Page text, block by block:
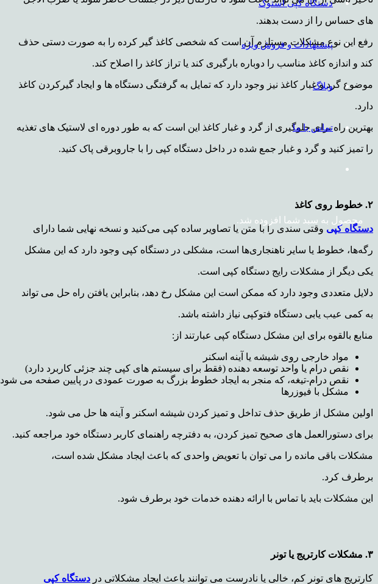
دستگاه کپی استوک
پیشنهادات و فروش ویژه
وبلاگ
تماس با ما
محصول به سبد شما افزوده شد.
های حساس را از دست بدهند.
رفع این نوع مشکلات مستلزم آن است که شخصی کاغذ گیر کرده را به صورت دستی حذف
کند و اندازه کاغذ مناسب را دوباره بارگیری کند یا تراز کاغذ را اصلاح کند.
موضوع گرد و غبار کاغذ نیز وجود دارد که تمایل به گرفتگی دستگاه ها و ایجاد گیرکردن کاغذ
دارد.
بهترین راه برای جلوگیری از گرد و غبار کاغذ این است که به طور دوره ای لاستیک های تغذیه
را تمیز کنید و گرد و غبار جمع شده در داخل دستگاه کپی را با جاروبرقی پاک کنید.
۲. خطوط روی کاغذ
دستگاه کپی وقتی سندی را با متن یا تصاویر ساده کپی می‌کنید و نسخه نهایی شما دارای
رگه‌ها، خطوط یا سایر ناهنجاری‌ها است، مشکلی در دستگاه کپی وجود دارد که این مشکل
یکی دیگر از مشکلات رایج دستگاه کپی است.
دلایل متعددی وجود دارد که ممکن است این مشکل رخ دهد، بنابراین یافتن راه حل می تواند
به کمی عیب یابی دستگاه فتوکپی نیاز داشته باشد.
منابع بالقوه برای این مشکل دستگاه کپی عبارتند از:
مواد خارجی روی شیشه یا آینه اسکنر
نقص درام یا واحد توسعه دهنده (فقط برای سیستم های کپی چند جزئی کاربرد دارد)
نقص درام-تیغه، که منجر به ایجاد خطوط بزرگ به صورت عمودی در پایین صفحه می شود
مشکل با فیوزرها
اولین مشکل از طریق حذف تداخل و تمیز کردن شیشه اسکنر و آینه ها حل می شود.
برای دستورالعمل های صحیح تمیز کردن، به دفترچه راهنمای کاربر دستگاه خود مراجعه کنید.
مشکلات باقی مانده را می توان با تعویض واحدی که باعث ایجاد مشکل شده است،
برطرف کرد.
این مشکلات باید با تماس با ارائه دهنده خدمات خود برطرف شود.
۳. مشکلات کارتریج یا تونر
کارتریج های تونر کم، خالی یا نادرست می توانند باعث ایجاد مشکلاتی در دستگاه کپی